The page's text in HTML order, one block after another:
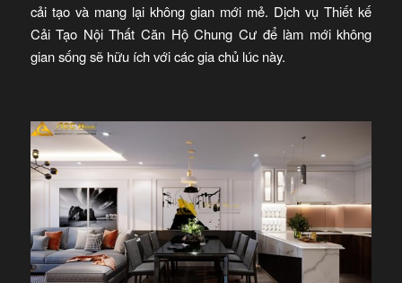
cải tạo và mang lại không gian mới mẻ. Dịch vụ Thiết kế
Cải Tạo Nội Thất Căn Hộ Chung Cư để làm mới không
gian sống sẽ hữu ích với các gia chủ lúc này.